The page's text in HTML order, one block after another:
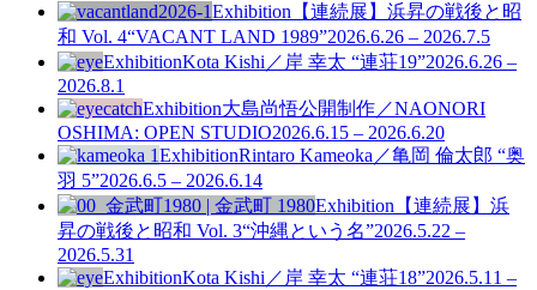
Exhibition 【連続展】浜昇の戦後と昭
和 Vol. 4“VACANT LAND 1989”2026.6.26 – 2026.7.5
ExhibitionKota Kishi／岸 幸太 “連荘19”2026.6.26 –
2026.8.1
Exhibition大島尚悟公開制作／NAONORI
OSHIMA: OPEN STUDIO2026.6.15 – 2026.6.20
ExhibitionRintaro Kameoka／亀岡 倫太郎 “奥
羽 5”2026.6.5 – 2026.6.14
Exhibition 【連続展】浜
昇の戦後と昭和 Vol. 3“沖縄という名”2026.5.22 –
2026.5.31
ExhibitionKota Kishi／岸 幸太 “連荘18”2026.5.11 –